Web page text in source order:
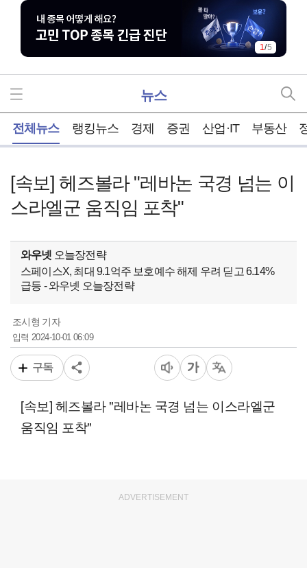
1/5
뉴스
전체뉴스 랭킹뉴스 경제 증권 산업·IT 부동산
[속보] 헤즈볼라 "레바논 국경 넘는 이
스라엘군 움직임 포착"
와우넷 오늘장전략
스페이스X, 최대 9.1억주 보호예수 해제 우려 딛고 6.14%
급등 - 와우넷 오늘장전략
조시형 기자
입력2024-10-01 06:09
구독
[속보] 헤즈볼라 "레바논 국경 넘는 이스라엘군
움직임 포착"
ADVERTISEMENT